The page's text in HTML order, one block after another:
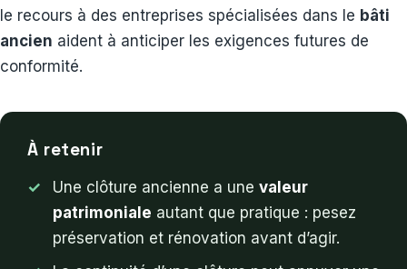
le recours à des entreprises spécialisées dans le bâti
ancien aident à anticiper les exigences futures de
conformité.
À retenir
Une clôture ancienne a une valeur
patrimoniale autant que pratique : pesez
préservation et rénovation avant d’agir.